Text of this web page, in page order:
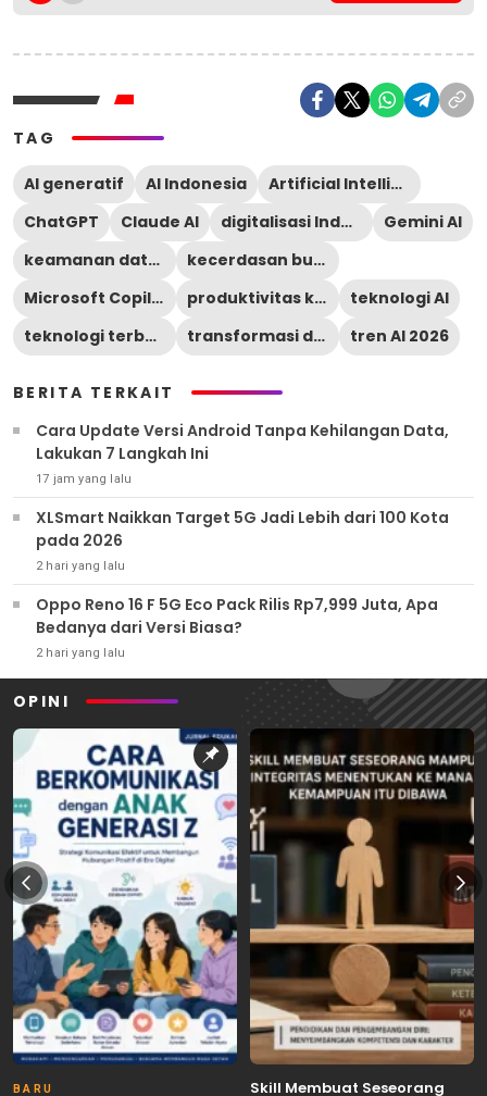
TAG
AI generatif AI Indonesia
Artificial Intelligence
ChatGPT
Claude AI digitalisasi Indonesia
Gemini AI
keamanan data digital
kecerdasan buatan
Microsoft Copilot
produktivitas kerja
teknologi AI
teknologi terbaru
transformasi digital tren AI 2026
BERITA TERKAIT
Cara Update Versi Android Tanpa Kehilangan Data,
Lakukan 7 Langkah Ini
17 jam yang lalu
XLSmart Naikkan Target 5G Jadi Lebih dari 100 Kota
pada 2026
2 hari yang lalu
Oppo Reno 16 F 5G Eco Pack Rilis Rp7,999 Juta, Apa
Bedanya dari Versi Biasa?
2 hari yang lalu
OPINI
BARU
Skill Membuat Seseorang